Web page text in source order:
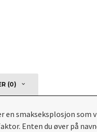
(0)
en smakseksplosjon
Enten du øver på